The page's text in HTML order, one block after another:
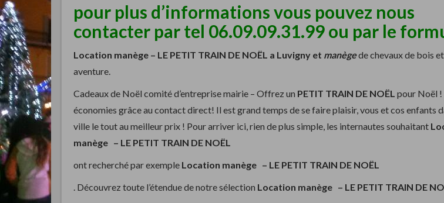
pour plus d’informations vous pouvez nous
contacter par tel 06.09.09.31.99 ou par le
Location manège – LE PETIT TRAIN DE NOËL a Luvigny et manègede chevaux de bois
aventure.
Cadeaux de Noël comité d’entreprise mairie – Offrez un PETIT TRAIN DE NOËL pour Noël !
économies grâce au contact direct! Il est grand temps de se faire plaisir, vous et cos enfants
ville le tout au meilleur prix ! Pour arriver ici, rien de plus simple, les internautes souhaitant
manège – LE PETIT TRAIN DE NOËL
ont recherché par exemple Location manège – LE PETIT TRAIN DE NOËL
. Découvrez toute l’étendue de notre sélection Location manège – LE PETIT TRAIN DE